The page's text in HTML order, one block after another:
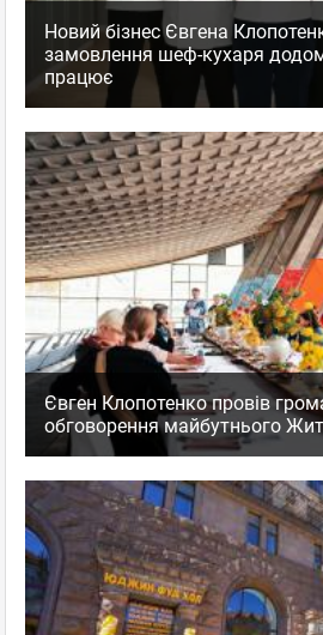
facebook
Иванка
Гость
28.02.2012 11:42
пр-т Воссоединения
Замечательное место! Суши одни из
вкусные чаи с имбирем. Спасибо
Тануки ,Ресторан Суши-бар
facebook twitter
Новий бізнес Євгена
замовлення шеф-кухаря
працює
Євген Клопотенко провів
обговорення майбутнього